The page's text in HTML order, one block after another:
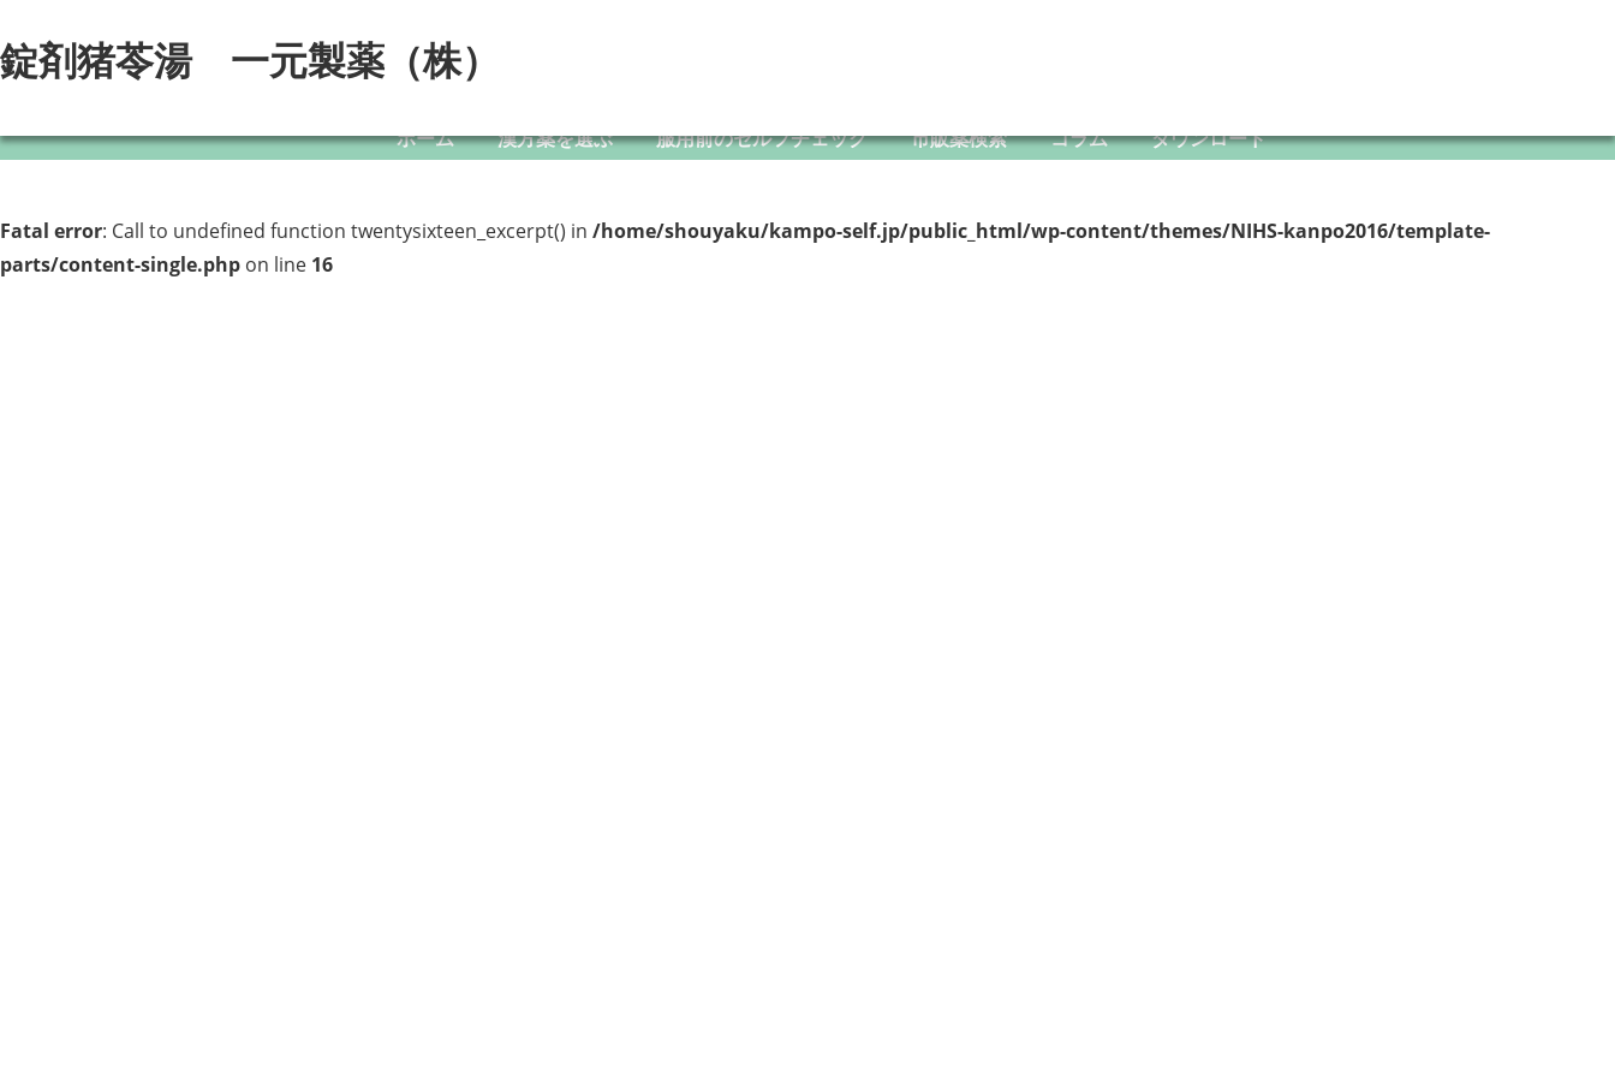
ホーム 漢方薬を選ぶ 服用前のセルフチェック 市販薬検索 コラム ダウンロード
錠剤猪苓湯 一元製薬（株）
Fatal error: Call to undefined function twentysixteen_excerpt() in /home/shouyaku/kampo-self.jp/public_html/wp-content/themes/NIHS-kanpo2016/template-
parts/content-single.php on line 16